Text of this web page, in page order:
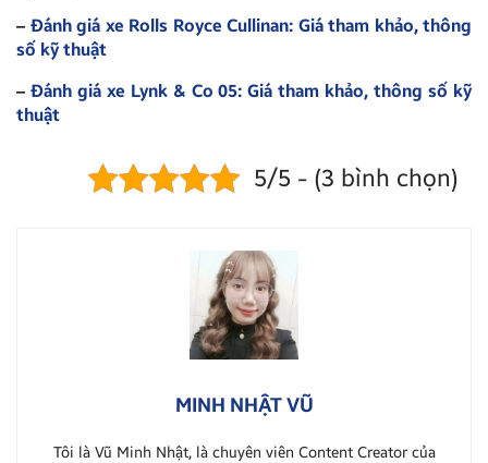
– Đánh giá xe Rolls Royce Cullinan: Giá tham khảo, thông
số kỹ thuật
– Đánh giá xe Lynk & Co 05: Giá tham khảo, thông số kỹ
thuật
5/5 - (3 bình chọn)
MINH NHẬT VŨ
Tôi là Vũ Minh Nhật, là chuyên viên Content Creator của